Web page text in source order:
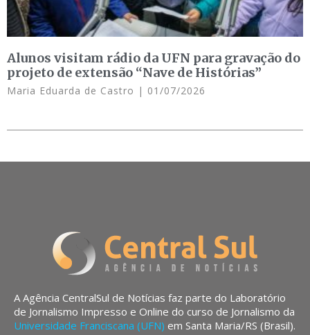
Alunos visitam rádio da UFN para gravação do
projeto de extensão “Nave de Histórias”
Maria Eduarda de Castro 01/07/2026
A Agência CentralSul de Notícias faz parte do Laboratório
de Jornalismo Impresso e Online do curso de Jornalismo da
Universidade Franciscana (UFN) em Santa Maria/RS (Brasil).